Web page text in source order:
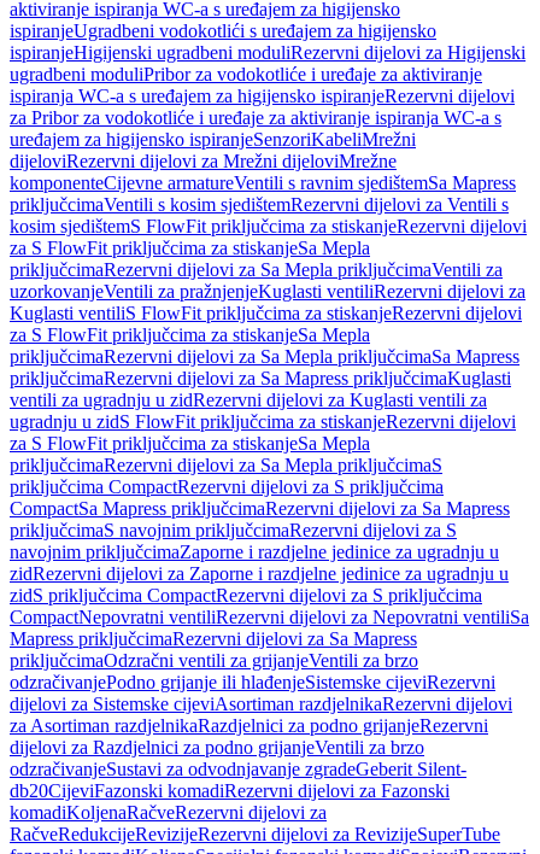
aktiviranje ispiranja WC-a s uređajem za higijensko
ispiranjeUgradbeni vodokotlići s uređajem za higijensko
ispiranjeHigijenski ugradbeni moduliRezervni dijelovi za Higijenski
ugradbeni moduliPribor za vodokotliće i uređaje za aktiviranje
ispiranja WC-a s uređajem za higijensko ispiranjeRezervni dijelovi
za Pribor za vodokotliće i uređaje za aktiviranje ispiranja WC-a s
uređajem za higijensko ispiranjeSenzoriKabeliMrežni
dijeloviRezervni dijelovi za Mrežni dijeloviMrežne
komponenteCijevne armatureVentili s ravnim sjedištemSa Mapress
priključcimaVentili s kosim sjedištemRezervni dijelovi za Ventili s
kosim sjedištemS FlowFit priključcima za stiskanjeRezervni dijelovi
za S FlowFit priključcima za stiskanjeSa Mepla
priključcimaRezervni dijelovi za Sa Mepla priključcimaVentili za
uzorkovanjeVentili za pražnjenjeKuglasti ventiliRezervni dijelovi za
Kuglasti ventiliS FlowFit priključcima za stiskanjeRezervni dijelovi
za S FlowFit priključcima za stiskanjeSa Mepla
priključcimaRezervni dijelovi za Sa Mepla priključcimaSa Mapress
priključcimaRezervni dijelovi za Sa Mapress priključcimaKuglasti
ventili za ugradnju u zidRezervni dijelovi za Kuglasti ventili za
ugradnju u zidS FlowFit priključcima za stiskanjeRezervni dijelovi
za S FlowFit priključcima za stiskanjeSa Mepla
priključcimaRezervni dijelovi za Sa Mepla priključcimaS
priključcima CompactRezervni dijelovi za S priključcima
CompactSa Mapress priključcimaRezervni dijelovi za Sa Mapress
priključcimaS navojnim priključcimaRezervni dijelovi za S
navojnim priključcimaZaporne i razdjelne jedinice za ugradnju u
zidRezervni dijelovi za Zaporne i razdjelne jedinice za ugradnju u
zidS priključcima CompactRezervni dijelovi za S priključcima
CompactNepovratni ventiliRezervni dijelovi za Nepovratni ventiliSa
Mapress priključcimaRezervni dijelovi za Sa Mapress
priključcimaOdzračni ventili za grijanjeVentili za brzo
odzračivanjePodno grijanje ili hlađenjeSistemske cijeviRezervni
dijelovi za Sistemske cijeviAsortiman razdjelnikaRezervni dijelovi
za Asortiman razdjelnikaRazdjelnici za podno grijanjeRezervni
dijelovi za Razdjelnici za podno grijanjeVentili za brzo
odzračivanjeSustavi za odvodnjavanje zgradeGeberit Silent-
db20CijeviFazonski komadiRezervni dijelovi za Fazonski
komadiKoljenaRačveRezervni dijelovi za
RačveRedukcijeRevizijeRezervni dijelovi za RevizijeSuperTube